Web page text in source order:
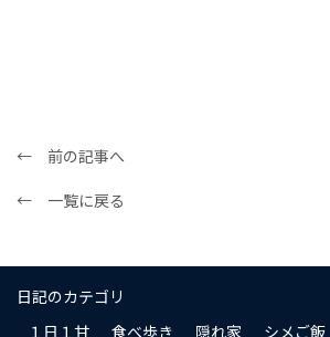
← 前の記事へ
← 一覧に戻る
日記のカテゴリ
１日１甘
食べ歩き 隠れ家 シメご飯